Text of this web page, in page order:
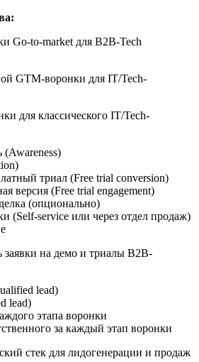
Go-to-market для B2B-Tech
GTM-воронки для IT/Tech-
для классического IT/Tech-
(Awareness)
триал (Free trial conversion)
версия (Free trial engagement)
(опционально)
(Self-service или через отдел продаж)
заявки на демо и триалы B2B-
lead)
lead)
этапа воронки
за каждый этап воронки
стек для лидогенерации и продаж